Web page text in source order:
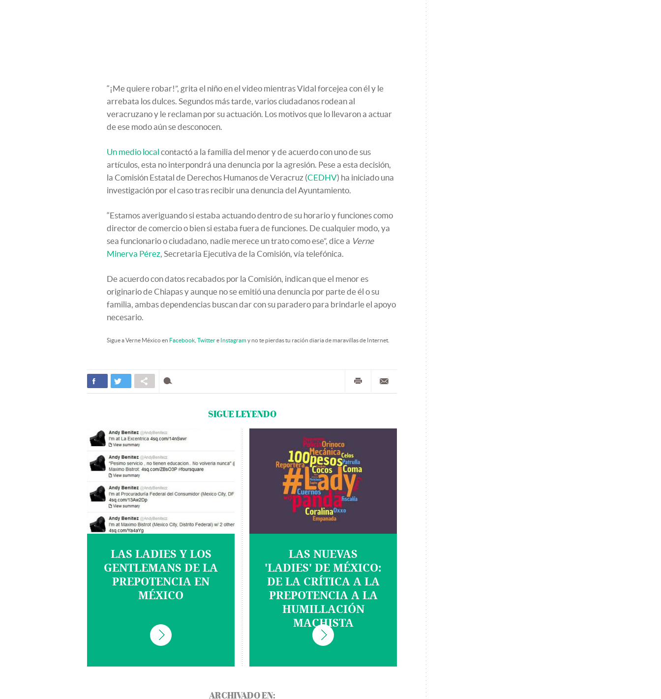
“¡Me quiere robar!”, grita el niño en el video mientras Vidal forcejea con él y le
arrebata los dulces. Segundos más tarde, varios ciudadanos rodean al
veracruzano y le reclaman por su actuación. Los motivos que lo llevaron a actuar
de ese modo aún se desconocen.
Un medio local contactó a la familia del menor y de acuerdo con uno de sus
artículos, esta no interpondrá una denuncia por la agresión. Pese a esta decisión,
la Comisión Estatal de Derechos Humanos de Veracruz (CEDHV) ha iniciado una
investigación por el caso tras recibir una denuncia del Ayuntamiento.
“Estamos averiguando si estaba actuando dentro de su horario y funciones como
director de comercio o bien si estaba fuera de funciones. De cualquier modo, ya
sea funcionario o ciudadano, nadie merece un trato como ese”, dice a Verne
Minerva Pérez, Secretaria Ejecutiva de la Comisión, vía telefónica.
De acuerdo con datos recabados por la Comisión, indican que el menor es
originario de Chiapas y aunque no se emitió una denuncia por parte de él o su
familia, ambas dependencias buscan dar con su paradero para brindarle el apoyo
necesario.
Sigue a Verne México en Facebook Twittere Instagramy no te pierdas tu ración diaria de maravillas de Internet.
SIGUE LEYENDO
LAS LADIES Y LOS
GENTLEMANS DE LA
PREPOTENCIA EN
MÉXICO
LAS NUEVAS
'LADIES' DE MÉXICO:
DE LA CRÍTICA A LA
PREPOTENCIA A LA
HUMILLACIÓN
MACHISTA
ARCHIVADO EN: